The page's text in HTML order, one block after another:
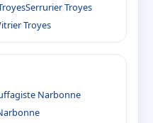
Serrurier Troyes
Troyes
Narbonne